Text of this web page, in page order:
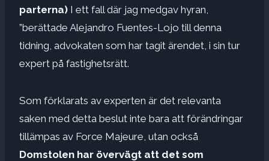
parterna) I ett fall där jag medgav hyran,
”berättade Alejandro Fuentes-Lojo till denna
tidning, advokaten som har tagit ärendet, i sin tur
expert på fastighetsrätt.
Som förklarats av experten är det relevanta
saken med detta beslut inte bara att förändringar
tillämpas av Force Majeure, utan också
Domstolen har övervägt att det som